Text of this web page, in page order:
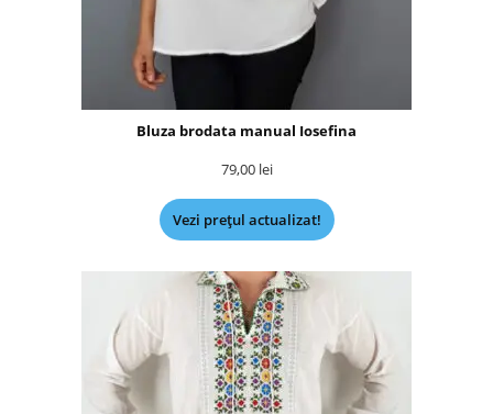
Bluza brodata manual Iosefina
79,00 lei
Vezi prețul actualizat!